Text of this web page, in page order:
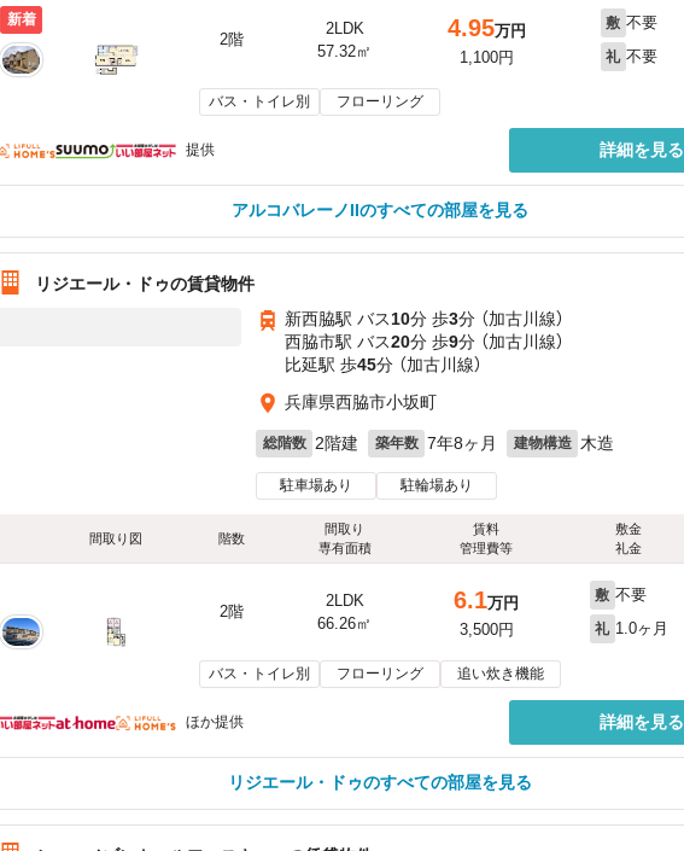
新着
2階
2LDK
57.32㎡
4.95万円
1,100円
敷 不要
礼 不要
バス・トイレ別 フローリング
提供 詳細を見る
アルコバレーノIIのすべての部屋を見る
リジエール・ドゥの賃貸物件
新西脇駅 バス10分 歩3分 （加古川線）
西脇市駅 バス20分 歩9分 （加古川線）
比延駅 歩45分 （加古川線）
兵庫県西脇市小坂町
総階数 2階建 築年数 7年8ヶ月 建物構造 木造
駐車場あり 駐輪場あり
間取り図 階数
間取り
専有面積
賃料
管理費等
敷金
礼金
2階
2LDK
66.26㎡
6.1万円
3,500円
敷 不要
礼 1.0ヶ月
バス・トイレ別 フローリング 追い炊き機能
ほか提供 詳細を見る
リジエール・ドゥのすべての部屋を見る